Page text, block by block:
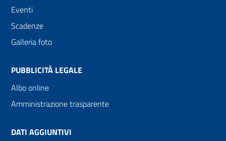
Eventi
Scadenze
Galleria foto
PUBBLICITÀ LEGALE
Albo online
Amministrazione trasparente
DATI AGGIUNTIVI